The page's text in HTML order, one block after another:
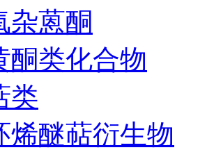
杂蒽酮
酮类化合物
类
烯醚萜衍生物